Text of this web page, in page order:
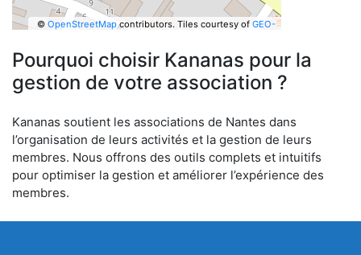
© OpenStreetMapcontributors. Tiles courtesy of GEO-
Pourquoi choisir Kananas pour la
gestion de votre association ?
Kananas soutient les associations de Nantes dans
l’organisation de leurs activités et la gestion de leurs
membres. Nous offrons des outils complets et intuitifs
pour optimiser la gestion et améliorer l’expérience des
membres.